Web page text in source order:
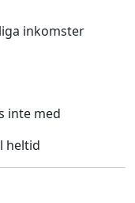
inkomster
inte med
heltid